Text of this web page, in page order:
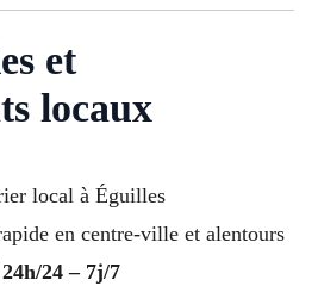
et
locaux
local à Éguilles
en centre-ville et alentours
24h/24 – 7j/7